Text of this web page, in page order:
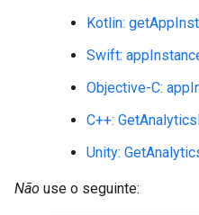
Kotlin:
Swift:
Objective-C:
C++:
Unity:
Não use o seguinte: